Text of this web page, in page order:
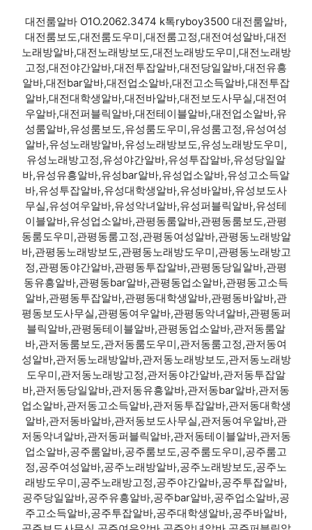
대전룸알바 O1O.2062.3474 k톡ryboy3500 대전룸알바,
대전룸보도,대전룸도우미,대전룸고정,대전여성알바,대전
노래방알바,대전노래방보도,대전노래방도우미,대전노래방
고정,대전야간알바,대전투잡알바,대전당일알바,대전유흥
알바,대전bar알바,대전업소알바,대전고소득알바,대전투잡
알바,대전대학생알바,대전바알바,대전보도사무실,대전여
우알바,대전퍼블릭알바,대전테이블알바,대전업소알바,유
성룸알바,유성룸보도,유성룸도우미,유성룸고정,유성여성
알바,유성노래방알바,유성노래방보도,유성노래방도우미,
유성노래방고정,유성야간알바,유성투잡알바,유성당일알
바,유성유흥알바,유성bar알바,유성업소알바,유성고소득알
바,유성투잡알바,유성대학생알바,유성바알바,유성보도사
무실,유성여우알바,유성악녀알바,유성퍼블릭알바,유성테
이블알바,유성업소알바,관평동룸알바,관평동룸보도,관평
동룸도우미,관평동룸고정,관평동여성알바,관평동노래방알
바,관평동노래방보도,관평동노래방도우미,관평동노래방고
정,관평동야간알바,관평동투잡알바,관평동당일알바,관평
동유흥알바,관평동bar알바,관평동업소알바,관평동고소득
알바,관평동투잡알바,관평동대학생알바,관평동바알바,관
평동보도사무실,관평동여우알바,관평동악녀알바,관평동퍼
블릭알바,관평동테이블알바,관평동업소알바,관저동룸알
바,관저동룸보도,관저동룸도우미,관저동룸고정,관저동여
성알바,관저동노래방알바,관저동노래방보도,관저동노래방
도우미,관저동노래방고정,관저동야간알바,관저동투잡알
바,관저동당일알바,관저동유흥알바,관저동bar알바,관저동
업소알바,관저동고소득알바,관저동투잡알바,관저동대학생
알바,관저동바알바,관저동보도사무실,관저동여우알바,관
저동악녀알바,관저동퍼블릭알바,관저동테이블알바,관저동
업소알바,공주룸알바,공주룸보도,공주룸도우미,공주룸고
정,공주여성알바,공주노래방알바,공주노래방보도,공주노
래방도우미,공주노래방고정,공주야간알바,공주투잡알바,
공주당일알바,공주유흥알바,공주bar알바,공주업소알바,공
주고소득알바,공주투잡알바,공주대학생알바,공주바알바,